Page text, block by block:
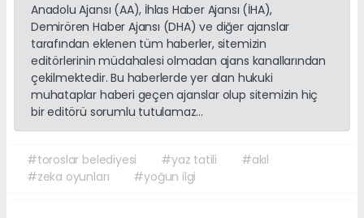
Anadolu Ajansı (AA), İhlas Haber Ajansı (İHA),
Demirören Haber Ajansı (DHA) ve diğer ajanslar
tarafından eklenen tüm haberler, sitemizin
editörlerinin müdahalesi olmadan ajans kanallarından
çekilmektedir. Bu haberlerde yer alan hukuki
muhataplar haberi geçen ajanslar olup sitemizin hiç
bir editörü sorumlu tutulamaz...
#toroslar belediyesi #yaz tatili
#akıl
#zeka oyunları
#yoğun ilgi